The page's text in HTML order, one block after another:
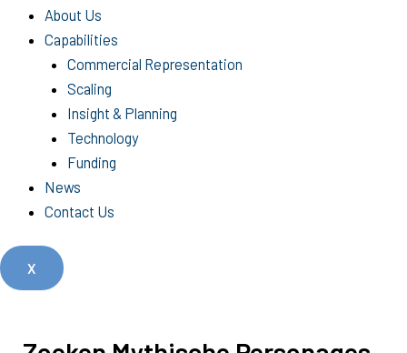
About Us
Capabilities
Commercial Representation
Scaling
Insight & Planning
Technology
Funding
News
Contact Us
X